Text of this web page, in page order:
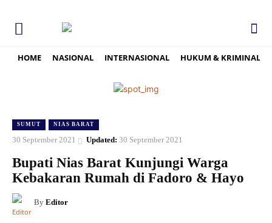
HOME NASIONAL INTERNASIONAL HUKUM & KRIMINAL
SUMUT NIAS BARAT
30 September 2021 Updated: 30 September 2021
Bupati Nias Barat Kunjungi Warga
Kebakaran Rumah di Fadoro & Hayo
By Editor